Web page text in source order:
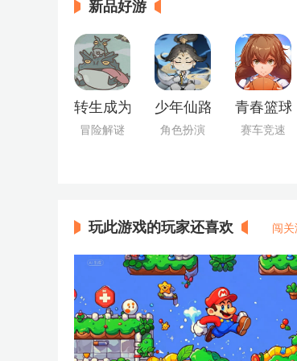
新品好游
转生成为野蛮人正版
冒险解谜
少年仙路最新版
角色扮演
青春篮球
赛车竞速
玩此游戏的玩家还喜欢 闯